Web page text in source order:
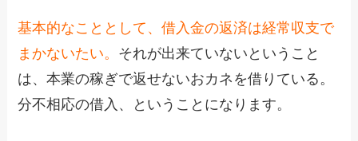
基本的なこととして、借入金の返済は経常収支で
まかないたい。 それが出来ていないということ
は、本業の稼ぎで返せないおカネを借りている。
分不相応の借入、ということになります。